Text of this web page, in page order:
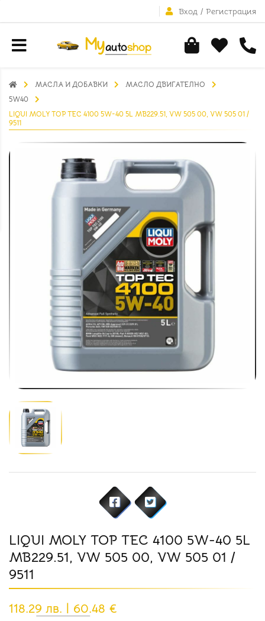
Вход / Регистрация
МАСЛА И ДОБАВКИ
МАСЛО ДВИГАТЕЛНО
5W40
LIQUI MOLY TOP TEC 4100 5W-40 5L MB229.51, VW 505 00, VW 505 01 /
9511
LIQUI MOLY TOP TEC 4100 5W-40 5L
MB229.51, VW 505 00, VW 505 01 /
9511
118.29 лв. | 60.48 €